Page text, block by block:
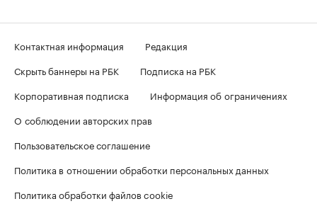
Контактная информация
Редакция
Скрыть баннеры на РБК
Подписка на РБК
Корпоративная подписка
Информация об ограничениях
О соблюдении авторских прав
Пользовательское соглашение
Политика в отношении обработки персональных данных
Политика обработки файлов cookie